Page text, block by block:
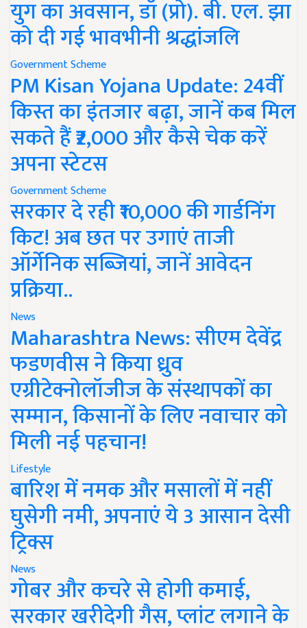
युग का अवसान, डॉ (प्रो). बी. एल. झा
को दी गई भावभीनी श्रद्धांजलि
Government Scheme
PM Kisan Yojana Update: 24वीं
किस्त का इंतजार बढ़ा, जानें कब मिल
सकते हैं ₹2,000 और कैसे चेक करें
अपना स्टेटस
Government Scheme
सरकार दे रही ₹10,000 की गार्डनिंग
किट! अब छत पर उगाएं ताजी
ऑर्गेनिक सब्जियां, जानें आवेदन
प्रक्रिया..
News
Maharashtra News: सीएम देवेंद्र
फडणवीस ने किया ध्रुव
एग्रीटेक्नोलॉजीज के संस्थापकों का
सम्मान, किसानों के लिए नवाचार को
मिली नई पहचान!
Lifestyle
बारिश में नमक और मसालों में नहीं
घुसेगी नमी, अपनाएं ये 3 आसान देसी
ट्रिक्स
News
गोबर और कचरे से होगी कमाई,
सरकार खरीदेगी गैस, प्लांट लगाने के